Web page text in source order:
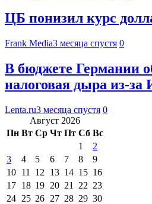
ЦБ понизил курс
Frank Media3 месяца спустя 0
В бюджете Германии
налоговая дыра из-за
Lenta.ru3 месяца спустя 0
Август 2026
Пн Вт Ср Чт Пт Сб Вс
1
2
3
4 5 6 7 8
9
10 11 12 13 14 15 16
17 18 19 20 21 22 23
24 25 26 27 28 29 30